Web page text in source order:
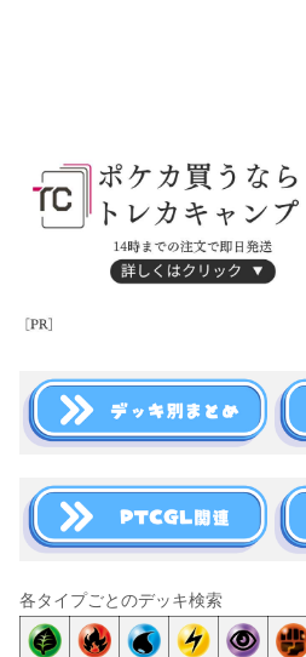
各タイプごとのデッキ検索